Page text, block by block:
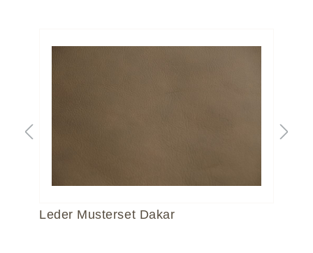
Leder Musterset Dakar